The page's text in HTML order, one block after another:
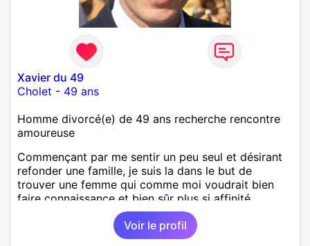
Xavier du 49
Cholet - 49 ans
Homme divorcé(e) de 49 ans recherche rencontre
amoureuse
Commençant par me sentir un peu seul et désirant
refonder une famille, je suis la dans le but de
trouver une femme qui comme moi voudrait bien
faire connaissance et bien sûr plus si affinité.
Voir le profil